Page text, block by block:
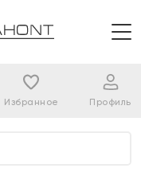
Избранное Профиль